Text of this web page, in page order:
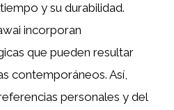
y su durabilidad.
incorporan
que pueden resultar
contemporáneos. Así,
personales y del